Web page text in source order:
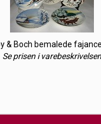
& Boch bemalede
Se prisen i varebeskrivelsen